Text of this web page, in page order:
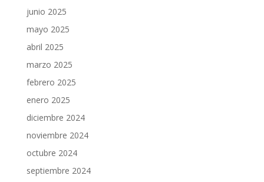
junio 2025
mayo 2025
abril 2025
marzo 2025
febrero 2025
enero 2025
diciembre 2024
noviembre 2024
octubre 2024
septiembre 2024